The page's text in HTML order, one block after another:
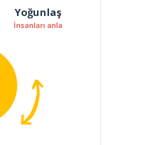
Yoğunlaş
İnsanları anla